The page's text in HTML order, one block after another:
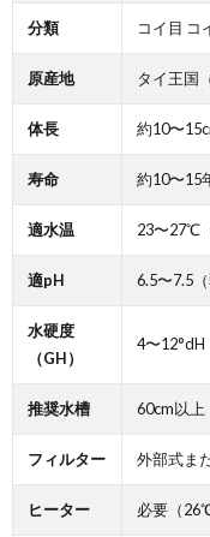
分類 コイ目 コ
原産地 タイ王国
体長 約10〜
寿命 約10〜15
適水温 23〜27℃
適pH 6.5〜7.5
水硬度
（GH）
4〜12°dH
推奨水槽 60cm以上
フィルター 外部式ま
ヒーター 必要（